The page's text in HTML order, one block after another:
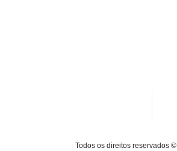
Todos os direitos reservados